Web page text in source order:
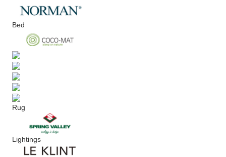
Bed
Rug
Lightings